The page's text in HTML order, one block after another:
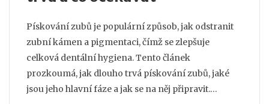
Pískování zubů je populární způsob, jak odstranit
zubní kámen a pigmentaci, čímž se zlepšuje
celková dentální hygiena. Tento článek
prozkoumá, jak dlouho trvá pískování zubů, jaké
jsou jeho hlavní fáze a jak se na něj připravit.